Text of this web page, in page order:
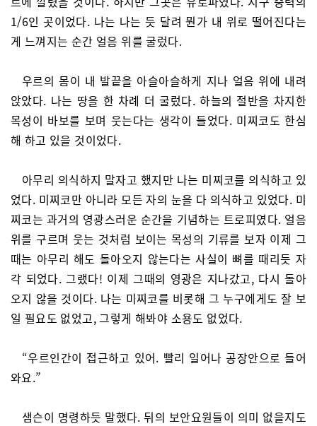
1/6인 곳이었다. 나는 나는 듯 달려 뭔가 내 위로 떨어진다는
게 느껴지는 순간 얼음 위를 굴렀다.
우르의 몸이 내 발끝을 아슬아슬하게 지나 얼음 위에 내려
앉았다. 나는 땅을 한 차례 더 굴렀다. 하늘의 절반을 차지한
목성이 바보를 보며 웃는다는 생각이 들었다. 미찌코도 한심
해 하고 있을 것이었다.
아무리 의식하지 말자고 했지만 나는 미찌코를 의식하고 있
었다. 미찌코만 아니라 모든 자의 눈을 다 의식하고 있었다. 미
찌코는 과거의 영광스러운 순간을 기념하는 트로피였다. 얼음
위를 구르며 웃는 것처럼 보이는 목성의 기류를 보자 이제 그
때는 아무리 해도 돌아오지 않는다는 사실이 뼈를 때리듯 자
각 되었다. 그랬다! 이제 그때의 영광은 지나갔고, 다시 돌아
오지 않을 것이다. 나는 미찌코를 비롯해 그 누구에게도 잘 보
일 필요도 없었고, 그렇게 해봐야 소용도 없었다.
“우르인간이 접근하고 있어. 빨리 일어나 공장안으로 들어
와요.”
샘슨이 명령하듯 말했다. 뒤의 보안요원들이 의미 없을지도